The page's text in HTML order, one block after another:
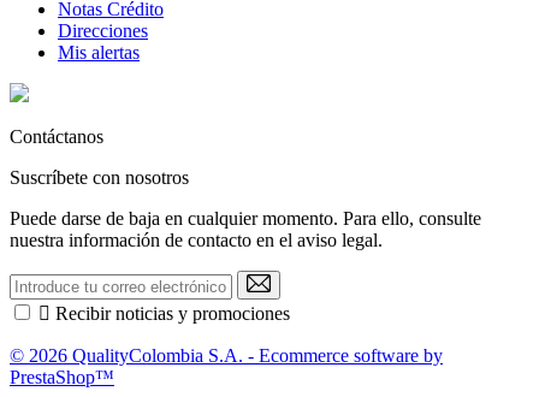
Notas Crédito
Direcciones
Mis alertas
Contáctanos
Suscríbete con nosotros
Puede darse de baja en cualquier momento. Para ello, consulte
nuestra información de contacto en el aviso legal.
 Recibir noticias y promociones
© 2026 QualityColombia S.A. - Ecommerce software by
PrestaShop™